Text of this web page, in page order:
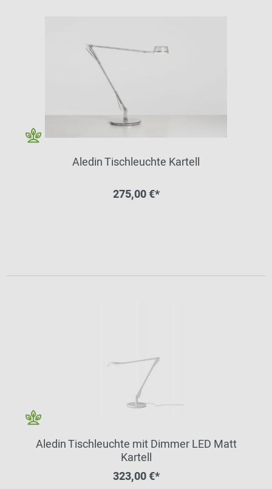
Aledin Tischleuchte Kartell
275,00 €*
Aledin Tischleuchte mit Dimmer LED Matt
Kartell
323,00 €*